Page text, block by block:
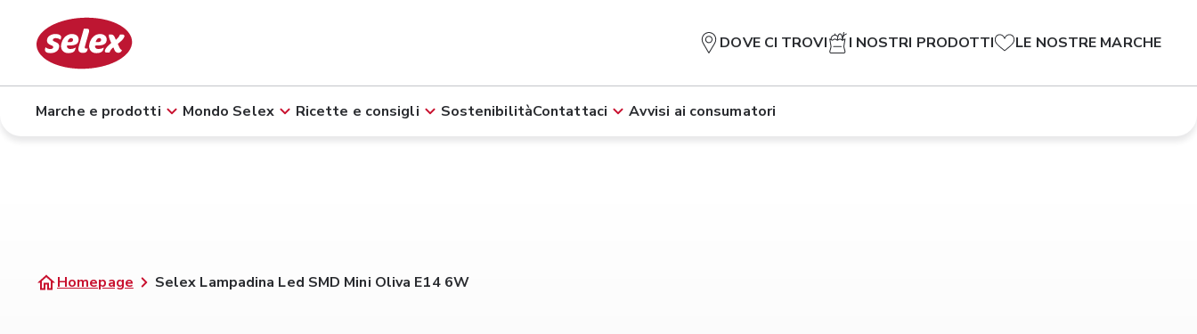
DOVE CI TROVI I NOSTRI PRODOTTI LE NOSTRE MARCHE
Marche e prodotti Mondo Selex Ricette e consigli SostenibilitàContattaci Avvisi ai consumatori
Homepage Selex Lampadina Led SMD Mini Oliva E14 6W